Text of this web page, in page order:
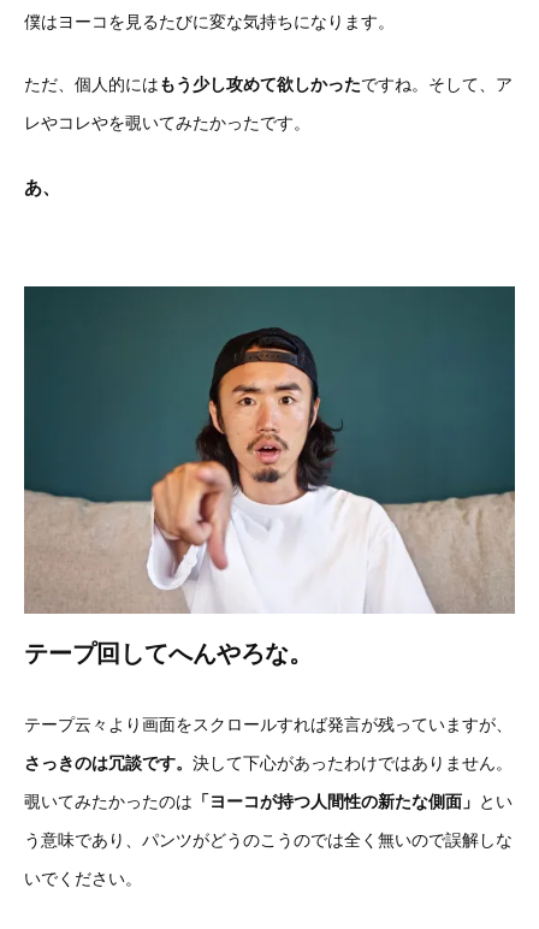
僕はヨーコを見るたびに変な気持ちになります。
ただ、個人的にはもう少し攻めて欲しかったですね。そして、ア
レやコレやを覗いてみたかったです。
あ、
テープ回してへんやろな。
テープ云々より画面をスクロールすれば発言が残っていますが、
さっきのは冗談です。 決して下心があったわけではありません。
覗いてみたかったのは 「ヨーコが持つ人間性の新たな側面」 とい
う意味であり、パンツがどうのこうのでは全く無いので誤解しな
いでください。